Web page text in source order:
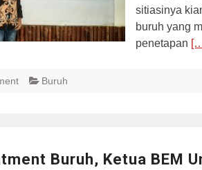
sitiasinya
buruh yang
penetapan
Buruh
Buruh, Ketua BEM